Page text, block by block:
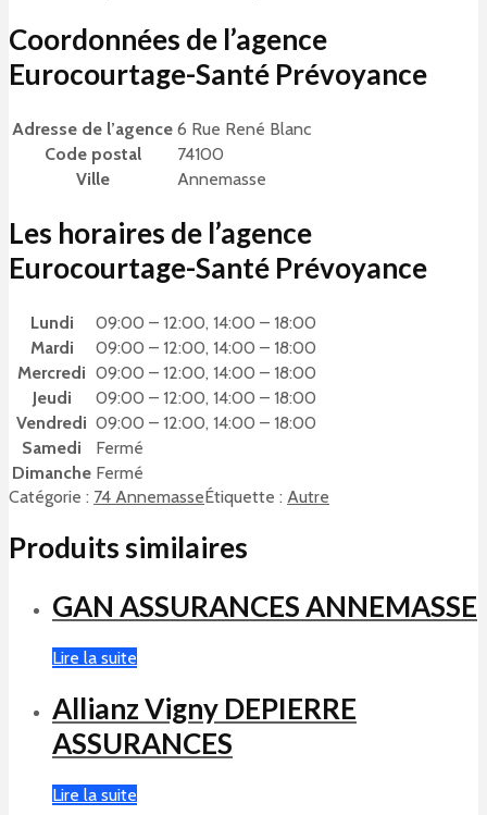
Coordonnées de l’agence
Eurocourtage-Santé Prévoyance
Adresse de l’agence 6 Rue René Blanc
Code postal
74100
Ville
Annemasse
Les horaires de l’agence
Eurocourtage-Santé Prévoyance
Lundi
09:00 – 12:00, 14:00 – 18:00
Mardi
09:00 – 12:00, 14:00 – 18:00
Mercredi 09:00 – 12:00, 14:00 – 18:00
Jeudi
09:00 – 12:00, 14:00 – 18:00
Vendredi 09:00 – 12:00, 14:00 – 18:00
Samedi
Fermé
Dimanche Fermé
Catégorie : 74 AnnemasseÉtiquette : Autre
Produits similaires
GAN ASSURANCES ANNEMASSE
Lire la suite
Allianz Vigny DEPIERRE
ASSURANCES
Lire la suite